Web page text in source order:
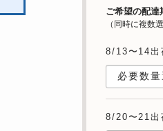
ご希望の配達
（同時に複数
8/13〜14
8/20〜21